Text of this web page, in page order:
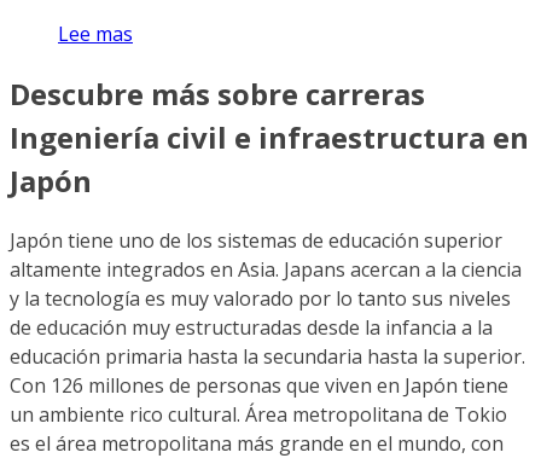
Lee mas
Descubre más sobre carreras
Ingeniería civil e infraestructura en
Japón
Japón tiene uno de los sistemas de educación superior
altamente integrados en Asia. Japans acercan a la ciencia
y la tecnología es muy valorado por lo tanto sus niveles
de educación muy estructuradas desde la infancia a la
educación primaria hasta la secundaria hasta la superior.
Con 126 millones de personas que viven en Japón tiene
un ambiente rico cultural. Área metropolitana de Tokio
es el área metropolitana más grande en el mundo, con